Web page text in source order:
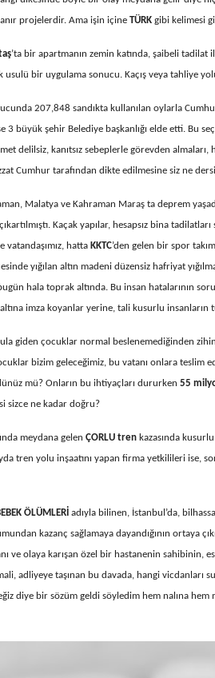
projelerdir. Ama işin içine TÜRK gibi kelimesi
’ta bir apartmanın zemin katında, şaibeli tadilat
usulü bir uygulama sonucu. Kaçış veya tahliye
207,848 sandıkta kullanılan oylarla
3 büyük şehir Belediye başkanlığı elde etti. Bu
delilsiz, kanıtsız sebeplerle görevden
Cumhur tarafından dikte edilmesine siz ne
Malatya ve Kahraman Maraş ta deprem
Kaçak yapılar, hesapsız bina
hatta KKTC’den gelen bir spor
yığılan altın madeni düzensiz hafriyat
hala toprak altında. Bu insan hatalarının
imza koyanlar yerine, tali kusurlu insanların
giden çocuklar normal beslenemediğinden
bizim geleceğimiz, bu vatanı onlara teslim
mü? Onların bu ihtiyaçları dururken 55
sizce ne kadar doğru?
meydana gelen ÇORLU tren kazasında
tren yolu inşaatını yapan firma yetkilileri ise,
ÖLÜMLERİ adıyla bilinen, İstanbul’da,
kazanç sağlamaya dayandığının ortaya
ve olaya karışan özel bir hastanenin sahibinin,
adliyeye taşınan bu davada, hangi vicdanları
diye bir sözüm geldi söyledim hem nalına hem